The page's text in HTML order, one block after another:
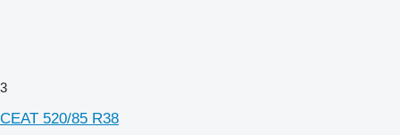
3
CEAT 520/85 R38